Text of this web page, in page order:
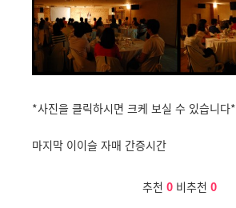
*사진을 클릭하시면 크케 보실 수 있습니다*
마지막 이이슬 자매 간증시간
추천 0 비추천 0